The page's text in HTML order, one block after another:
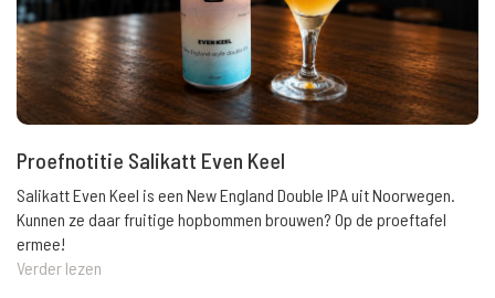
Proefnotitie Salikatt Even Keel
Salikatt Even Keel is een New England Double IPA uit Noorwegen.
Kunnen ze daar fruitige hopbommen brouwen? Op de proeftafel
ermee!
Verder lezen